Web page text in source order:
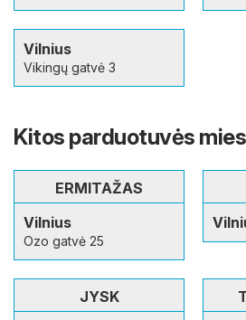
Vilnius
Vikingų gatvė 3
Kitos parduotuvės
ERMITAŽAS
Vilnius
Ozo gatvė 25
JYSK